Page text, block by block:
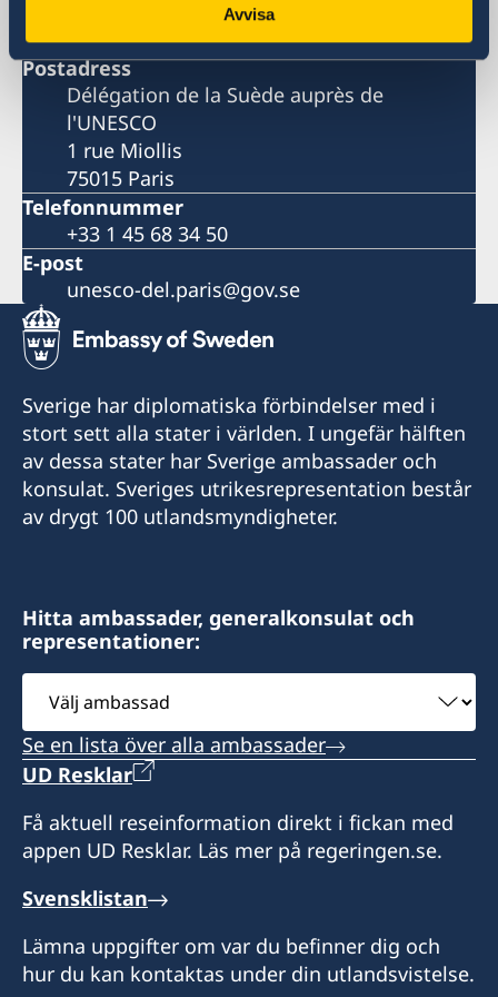
Avvisa
Sveriges delegation vid Unesco
Postadress
Délégation de la Suède auprès de
l'UNESCO
1 rue Miollis
75015 Paris
Telefonnummer
+33 1 45 68 34 50
E-post
unesco-del.paris@gov.se
Sverige har diplomatiska förbindelser med i
stort sett alla stater i världen. I ungefär hälften
av dessa stater har Sverige ambassader och
konsulat. Sveriges utrikesrepresentation består
av drygt 100 utlandsmyndigheter.
Hitta ambassader, generalkonsulat och
representationer:
Välj
ambassad
Se en lista över alla ambassader
UD Resklar
Få aktuell reseinformation direkt i fickan med
appen UD Resklar. Läs mer på regeringen.se.
Svensklistan
Lämna uppgifter om var du befinner dig och
hur du kan kontaktas under din utlandsvistelse.